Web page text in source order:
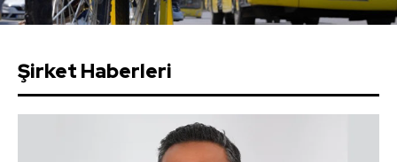
Şirket Haberleri